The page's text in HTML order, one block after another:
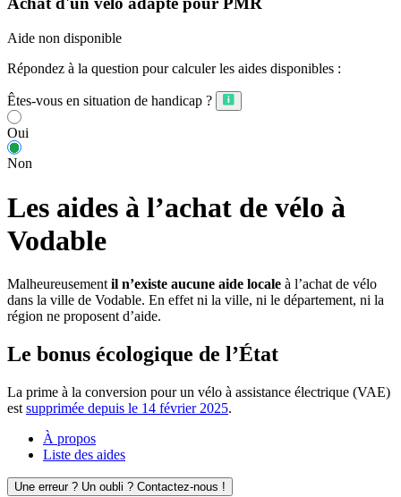
Aide non disponible
Répondez à la question pour calculer les aides disponibles :
Êtes-vous en situation de handicap ?
Oui
Non
Les aides à l’achat de vélo à
Vodable
Malheureusement il n’existe aucune aide locale à l’achat de vélo
dans la ville de Vodable. En effet ni la ville, ni le département, ni la
région ne proposent d’aide.
Le bonus écologique de l’État
La prime à la conversion pour un vélo à assistance électrique (VAE)
est supprimée depuis le 14 février 2025.
À propos
Liste des aides
Une erreur ? Un oubli ? Contactez-nous !